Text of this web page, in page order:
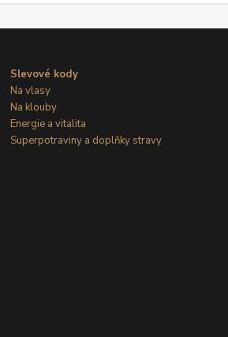
Slevové kody
Na vlasy
Na klouby
Energie a vitalita
Superpotraviny a doplňky stravy